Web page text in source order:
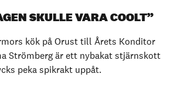
SKULLE VARA COOLT”
kök på Orust till Årets Konditor
Strömberg är ett nybakat stjärnskott
peka spikrakt uppåt.